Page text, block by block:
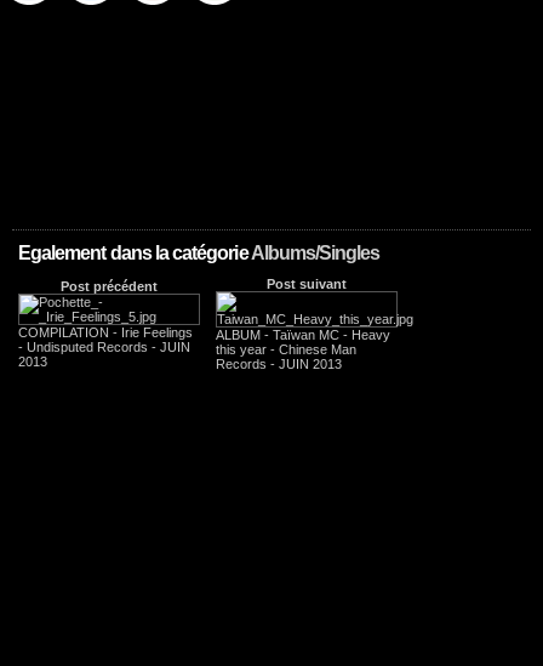
Egalement dans la catégorieAlbums/Singles
Post précédent
COMPILATION - Irie Feelings
- Undisputed Records - JUIN
2013
Post suivant
ALBUM - Taïwan MC - Heavy
this year - Chinese Man
Records - JUIN 2013